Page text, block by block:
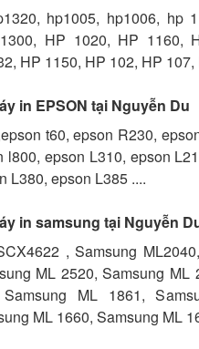
hp1005, hp1006,
HP 1020, HP 1160,
HP 1150, HP 102, HP
in EPSON tại Nguyễn Du
t60, epson R230,
l800, epson L310, epson
L380, epson L385 ....
in samsung tại Nguyễn
, Samsung
ML 2520, Samsung
ML 1861,
ML 1660, Samsung ML